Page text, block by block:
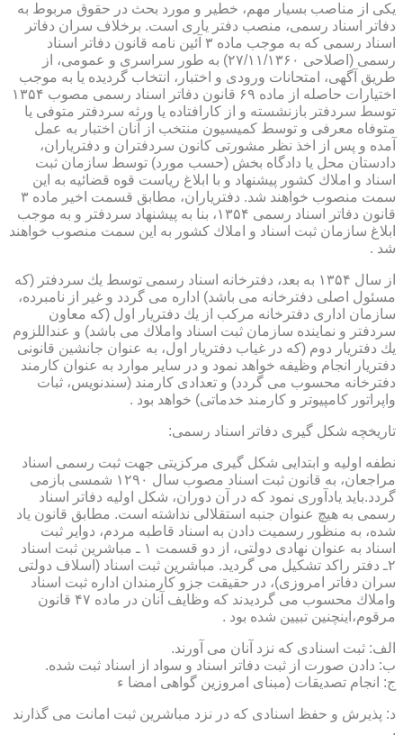
یكی از مناصب بسیار مهم، خطیر و مورد بحث در حقوق مربوط به
دفاتر اسناد رسمی، منصب دفتر یاری است. برخلاف سران دفاتر
اسناد رسمی كه به موجب ماده ۳ آئین نامه قانون دفاتر اسناد
رسمی (اصلاحی ۲۷/۱۱/۱۳۶۰) به طور سراسری و عمومی، از
طریق آگهی، امتحانات ورودی و اختبار، انتخاب گردیده یا به موجب
اختیارات حاصله از ماده ۶۹ قانون دفاتر اسناد رسمی مصوب ۱۳۵۴
توسط سردفتر بازنشسته و از كارافتاده یا ورثه سردفتر متوفی یا
متوفاه معرفی و توسط كمیسیون منتخب از آنان اختبار به عمل
آمده و پس از اخذ نظر مشورتی كانون سردفتران و دفتریاران،
دادستان محل یا دادگاه بخش (حسب مورد) توسط سازمان ثبت
اسناد و املاك كشور پیشنهاد و با ابلاغ ریاست قوه قضائیه به این
سمت منصوب خواهند شد. دفتریاران، مطابق قسمت اخیر ماده ۳
قانون دفاتر اسناد رسمی ۱۳۵۴، بنا به پیشنهاد سردفتر و به موجب
ابلاغ سازمان ثبت اسناد و املاك كشور به این سمت منصوب خواهند
شد .
از سال ۱۳۵۴ به بعد، دفترخانه اسناد رسمی توسط یك سردفتر (كه
مسئول اصلی دفترخانه می باشد) اداره می گردد و غیر از نامبرده،
سازمان اداری دفترخانه مركب از یك دفتریار اول (كه معاون
سردفتر و نماینده سازمان ثبت اسناد واملاك می باشد) و عنداللزوم
یك دفتریار دوم (كه در غیاب دفتریار اول، به عنوان جانشین قانونی
دفتریار انجام وظیفه خواهد نمود و در سایر موارد به عنوان كارمند
دفترخانه محسوب می گردد) و تعدادی كارمند (سندنویس، ثبات
واپراتور كامپیوتر و كارمند خدماتی) خواهد بود .
تاریخچه شكل گیری دفاتر اسناد رسمی:
نطفه اولیه و ابتدایی شكل گیری مركزیتی جهت ثبت رسمی اسناد
مراجعان، به قانون ثبت اسناد مصوب سال ۱۲۹۰ شمسی بازمی
گردد.باید یادآوری نمود كه در آن دوران، شكل اولیه دفاتر اسناد
رسمی به هیچ عنوان جنبه استقلالی نداشته است. مطابق قانون یاد
شده، به منظور رسمیت دادن به اسناد قاطبه مردم، دوایر ثبت
اسناد به عنوان نهادی دولتی، از دو قسمت ۱ ـ مباشرین ثبت اسناد
۲ـ دفتر راكد تشكیل می گردید. مباشرین ثبت اسناد (اسلاف دولتی
سران دفاتر امروزی)، در حقیقت جزو كارمندان اداره ثبت اسناد
واملاك محسوب می گردیدند كه وظایف آنان در ماده ۴۷ قانون
مرقوم،اینچنین تبیین شده بود .
الف: ثبت اسنادی كه نزد آنان می آورند.
ب: دادن صورت از ثبت دفاتر اسناد و سواد از اسناد ثبت شده.
ج: انجام تصدیقات (مبنای امروزین گواهی امضا ء
د: پذیرش و حفظ اسنادی كه در نزد مباشرین ثبت امانت می گذارند
.